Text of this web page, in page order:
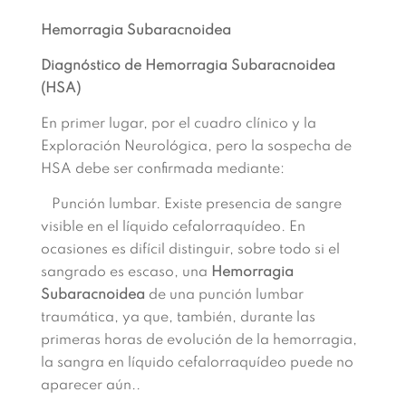
Hemorragia Subaracnoidea
Diagnóstico de Hemorragia Subaracnoidea
(HSA)
En primer lugar, por el cuadro clínico y la
Exploración Neurológica, pero la sospecha de
HSA debe ser confirmada mediante:
Punción lumbar. Existe presencia de sangre
visible en el líquido cefalorraquídeo. En
ocasiones es difícil distinguir, sobre todo si el
sangrado es escaso, una Hemorragia
Subaracnoidea de una punción lumbar
traumática, ya que, también, durante las
primeras horas de evolución de la hemorragia,
la sangra en líquido cefalorraquídeo puede no
aparecer aún..